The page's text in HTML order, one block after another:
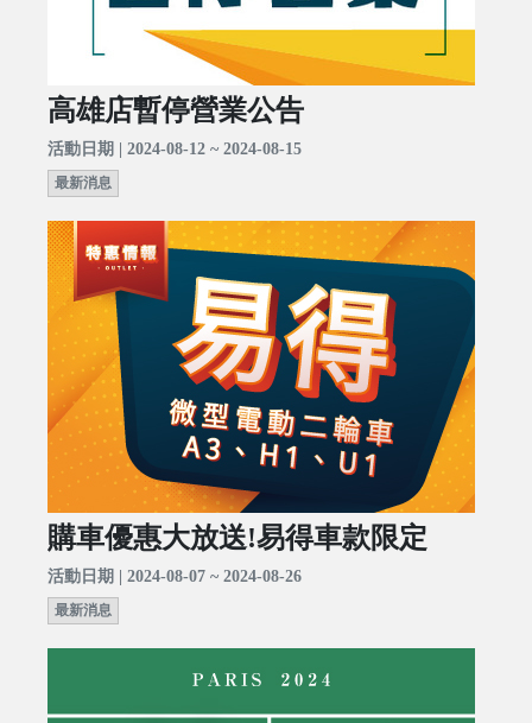
高雄店暫停營業公告
活動日期 | 2024-08-12 ~ 2024-08-15
最新消息
購車優惠大放送!易得車款限定
活動日期 | 2024-08-07 ~ 2024-08-26
最新消息